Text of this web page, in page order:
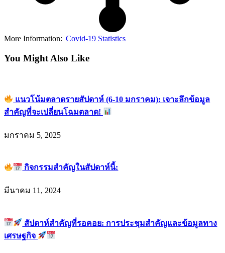
More Information: Covid-19 Statistics
You Might Also Like
แนวโน้มตลาดรายสัปดาห์ (6-10 มกราคม): เจาะลึกข้อมูล
สำคัญที่จะเปลี่ยนโฉมตลาด!
มกราคม 5, 2025
กิจกรรมสำคัญในสัปดาห์นี้:
มีนาคม 11, 2024
สัปดาห์สำคัญที่รอคอย: การประชุมสำคัญและข้อมูลทาง
เศรษฐกิจ